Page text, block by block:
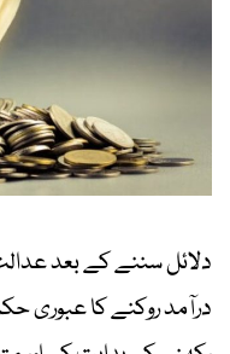
دلائل سننے کے بعد
درآمد روکنے کا عبوری